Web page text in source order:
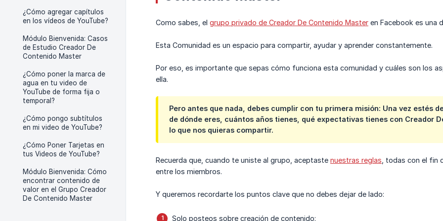
¿Cómo agregar capítulos
en los vídeos de YouTube?
Módulo Bienvenida: Casos
de Estudio Creador De
Contenido Master
¿Cómo poner la marca de
agua en tu video de
YouTube de forma fija o
temporal?
¿Cómo pongo subtítulos
en mi video de YouTube?
¿Cómo Poner Tarjetas en
tus Videos de YouTube?
Módulo Bienvenida: Cómo
encontrar contenido de
valor en el Grupo Creador
De Contenido Master
Como sabes, el grupo privado de Creador De Contenido Master en Facebook es una
Esta Comunidad es un espacio para compartir, ayudar y aprender constantemente.
Por eso, es importante que sepas cómo funciona esta comunidad y cuáles son los
ella.
Pero antes que nada, debes cumplir con tu primera misión: Una vez estés
de dónde eres, cuántos años tienes, qué expectativas tienes con Creador
lo que nos quieras compartir.
Recuerda que, cuando te uniste al grupo, aceptaste nuestras reglas , todas con el fin
entre los miembros.
Y queremos recordarte los puntos clave que no debes dejar de lado:
Solo posteos sobre creación de contenido: